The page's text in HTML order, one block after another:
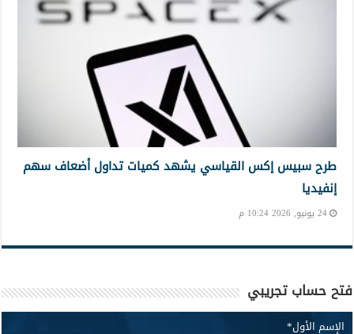
طرح سبيس إكس القياسي يشهد كميات تداول أضعاف سهم
إنفيديا
24 يونيو, 2026 10:24 م
فتح حساب تجريبي
الإسم الأول*